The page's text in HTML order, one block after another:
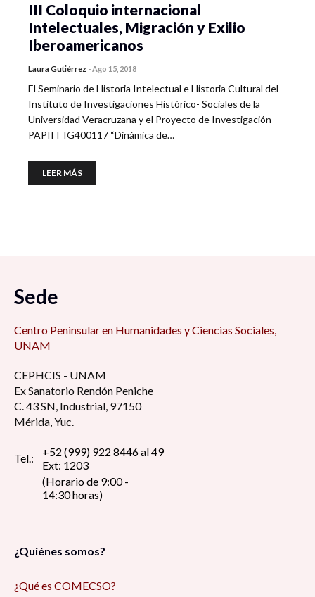
III Coloquio internacional
Intelectuales, Migración y Exilio
Iberoamericanos
Laura Gutiérrez -Ago 15, 2018
El Seminario de Historia Intelectual e Historia Cultural del
Instituto de Investigaciones Histórico- Sociales de la
Universidad Veracruzana y el Proyecto de Investigación
PAPIIT IG400117 “Dinámica de…
LEER MÁS
Sede
Centro Peninsular en Humanidades y Ciencias Sociales,
UNAM
CEPHCIS - UNAM
Ex Sanatorio Rendón Peniche
C. 43 SN, Industrial, 97150
Mérida, Yuc.
Tel.:
+52 (999) 922 8446 al 49
Ext: 1203
(Horario de 9:00 -
14:30 horas)
¿Quiénes somos?
¿Qué es COMECSO?